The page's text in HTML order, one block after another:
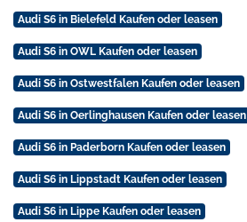
Audi S6 in Bielefeld Kaufen oder leasen
Audi S6 in OWL Kaufen oder leasen
Audi S6 in Ostwestfalen Kaufen oder leasen
Audi S6 in Oerlinghausen Kaufen oder leasen
Audi S6 in Paderborn Kaufen oder leasen
Audi S6 in Lippstadt Kaufen oder leasen
Audi S6 in Lippe Kaufen oder leasen